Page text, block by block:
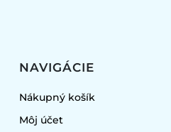
NAVIGÁCIE
Nákupný košík
Môj účet